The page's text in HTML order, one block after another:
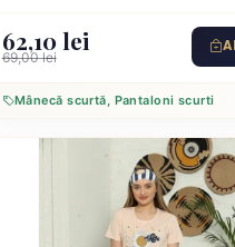
62,10 lei
69,00 lei
Mânecă scurtă, Pantaloni scurti